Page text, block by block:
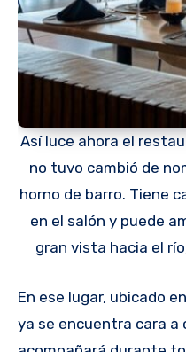
Así luce ahora el
no tuvo cambió de
horno de barro. Tiene
en el salón y puede
gran vista hacia el
En ese lugar, ubicado
ya se encuentra cara a